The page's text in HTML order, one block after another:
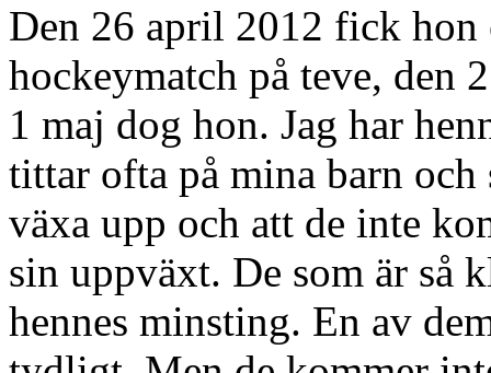
Den 26 april 2012 fick
hockeymatch på teve, den
1 maj dog hon. Jag har
tittar ofta på mina barn
växa upp och att de inte
sin uppväxt. De som är så
hennes minsting. En av